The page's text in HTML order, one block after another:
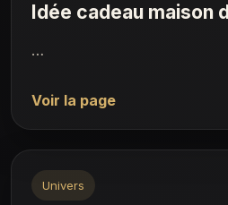
Idée cadeau maison
…
Voir la page
Univers